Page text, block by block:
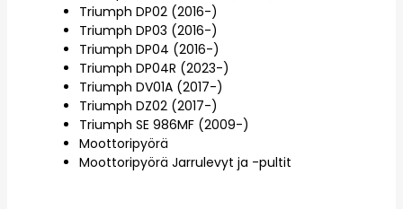
Triumph DP02 (2016-)
Triumph DP03 (2016-)
Triumph DP04 (2016-)
Triumph DP04R (2023-)
Triumph DV01A (2017-)
Triumph DZ02 (2017-)
Triumph SE 986MF (2009-)
Moottoripyörä
Moottoripyörä Jarrulevyt ja -pultit